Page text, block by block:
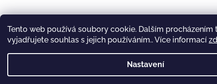
Tento web používá soubory cookie. Dalším
vyjadřujete souhlas s jejich používáním.. Více informací
Nastavení